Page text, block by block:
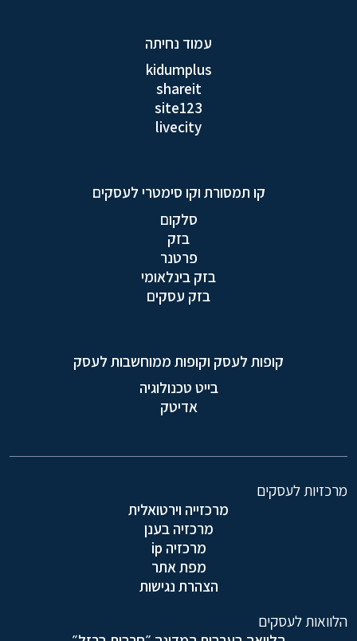
עמוד נחיתה
kidumplus
shareit
site123
livecity
קו תמסורת וקו סימטרי לעסקים
סלקום
בזק
פרטנר
בזק בינלאומי
בזק עסקים
קופות לעסק וקופות ממוחשבות לעסק
בייט טכנולוגיה
אדיטק
מרכזיות לעסקים
מרכזייה וירטואלית
מרכזיה בענן
מרכזיה ip
מפת אתר
הצהרת נגישות
הלוואות לעסקים